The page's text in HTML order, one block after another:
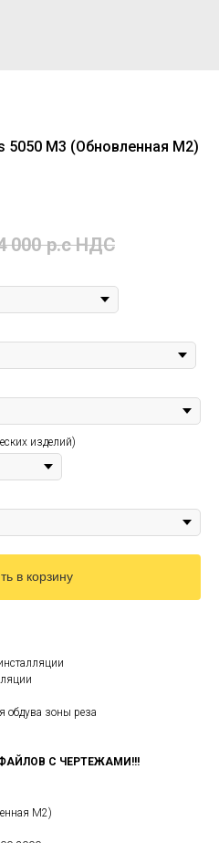
M3 (Обновленная M2)
000 р.c НДС
изделий)
в корзину
обдува зоны реза
С ЧЕРТЕЖАМИ!!!
М2)